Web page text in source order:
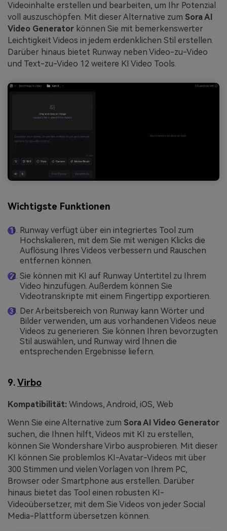
Videoinhalte erstellen und bearbeiten, um Ihr Potenzial
voll auszuschöpfen. Mit dieser Alternative zum Sora AI
Video Generator können Sie mit bemerkenswerter
Leichtigkeit Videos in jedem erdenklichen Stil erstellen.
Darüber hinaus bietet Runway neben Video-zu-Video
und Text-zu-Video 12 weitere KI Video Tools.
Wichtigste Funktionen
Runway verfügt über ein integriertes Tool zum
Hochskalieren, mit dem Sie mit wenigen Klicks die
Auflösung Ihres Videos verbessern und Rauschen
entfernen können.
Sie können mit KI auf Runway Untertitel zu Ihrem
Video hinzufügen. Außerdem können Sie
Videotranskripte mit einem Fingertipp exportieren.
Der Arbeitsbereich von Runway kann Wörter und
Bilder verwenden, um aus vorhandenen Videos neue
Videos zu generieren. Sie können Ihren bevorzugten
Stil auswählen, und Runway wird Ihnen die
entsprechenden Ergebnisse liefern.
9.Virbo
Kompatibilität: Windows, Android, iOS, Web
Wenn Sie eine Alternative zum Sora AI Video Generator
suchen, die Ihnen hilft, Videos mit KI zu erstellen,
können Sie Wondershare Virbo ausprobieren. Mit dieser
KI können Sie problemlos KI-Avatar-Videos mit über
300 Stimmen und vielen Vorlagen von Ihrem PC,
Browser oder Smartphone aus erstellen. Darüber
hinaus bietet das Tool einen robusten KI-
Videoübersetzer, mit dem Sie Videos von jeder Social
Media-Plattform übersetzen können.